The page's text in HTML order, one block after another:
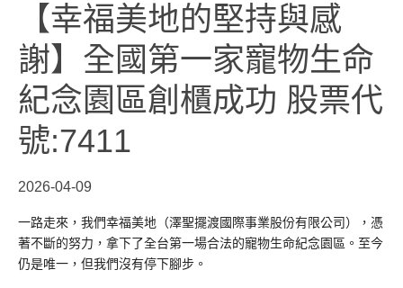
【幸福美地的堅持與感
謝】全國第一家寵物生命
紀念園區創櫃成功 股票代
號:7411
2026-04-09
一路走來，我們幸福美地（澤聖擺渡國際事業股份有限公司），憑
著不斷的努力，拿下了全台第一場合法的寵物生命紀念園區。至今
仍是唯一，但我們沒有停下腳步。